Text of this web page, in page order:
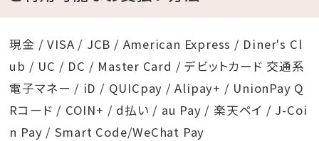
現金 / VISA / JCB / American Express / Diner's Cl
ub / UC / DC / Master Card / デビットカード 交通系
電子マネー / iD / QUICpay / Alipay+ / UnionPay Q
Rコード / COIN+ / d払い / au Pay / 楽天ペイ / J-Coi
n Pay / Smart Code/WeChat Pay